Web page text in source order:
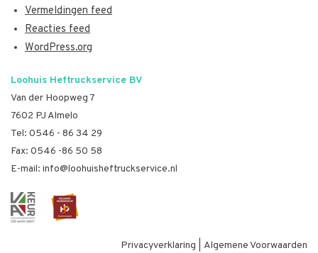
Vermeldingen feed
Reacties feed
WordPress.org
Loohuis Heftruckservice BV
Van der Hoopweg 7
7602 PJ Almelo
Tel: 0546 - 86 34 29
Fax: 0546 -86 50 58
E-mail: info@loohuisheftruckservice.nl
Privacyverklaring Algemene Voorwaarden